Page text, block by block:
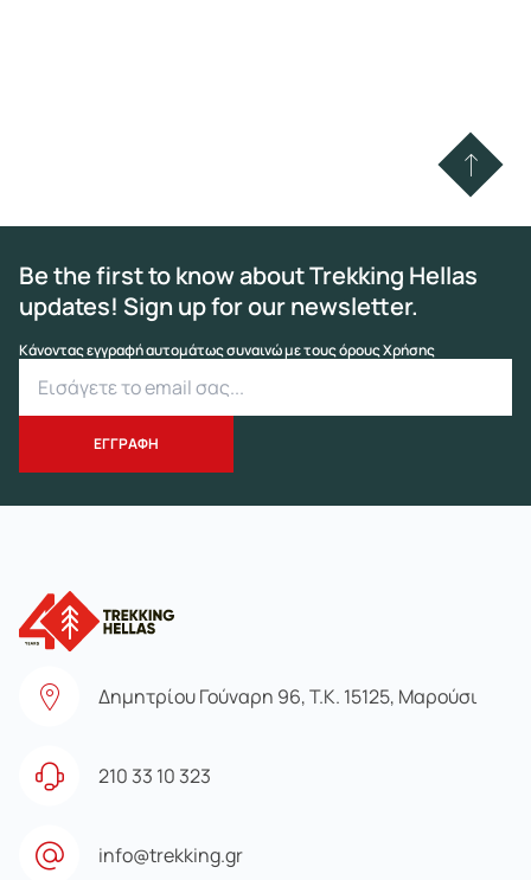
Be the first to know about Trekking Hellas
updates! Sign up for our newsletter.
Κάνοντας εγγραφή αυτομάτως συναινώ με τους όρους Χρήσης
Δημητρίου Γούναρη 96, Τ.Κ. 15125, Μαρούσι
210 33 10 323
info@trekking.gr